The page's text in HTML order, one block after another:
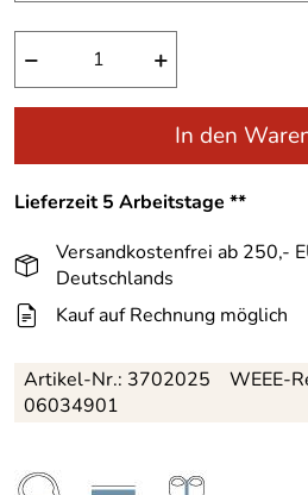
− +
In den
Lieferzeit 5 Arbeitstage **
Versandkostenfrei ab 250,-
Deutschlands
Kauf auf Rechnung möglich
Artikel-Nr.: 3702025
06034901
WEEE-